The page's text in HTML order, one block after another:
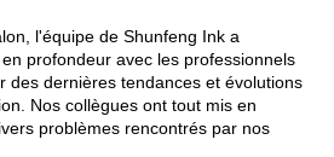
l'équipe de Shunfeng Ink a
profondeur avec les professionnels
des dernières tendances et évolutions
Nos collègues ont tout mis en
problèmes rencontrés par nos